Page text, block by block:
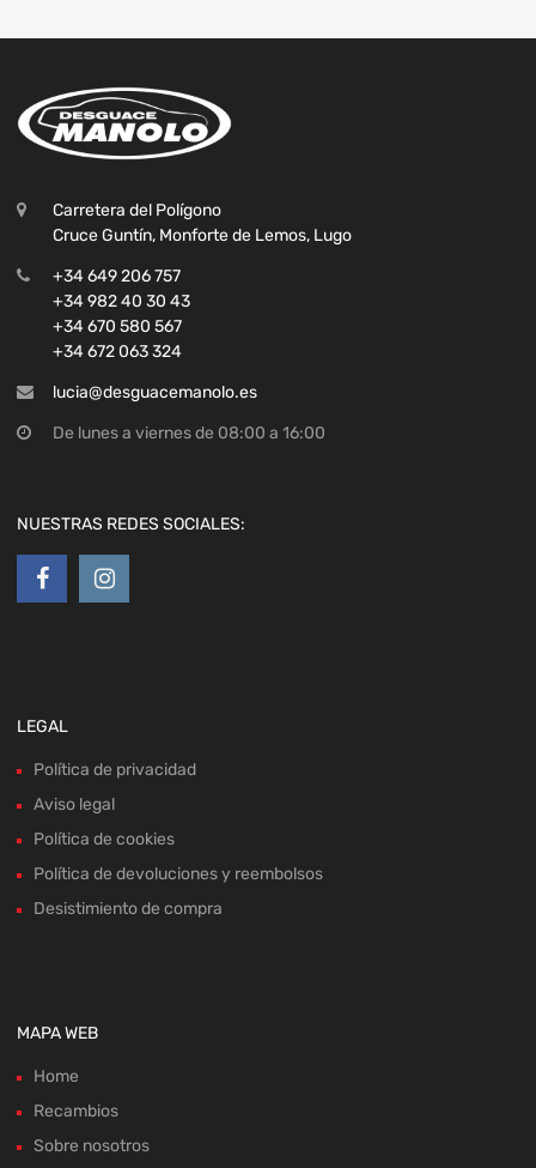
Carretera del Polígono
Cruce Guntín, Monforte de Lemos, Lugo
+34 649 206 757
+34 982 40 30 43
+34 670 580 567
+34 672 063 324
lucia@desguacemanolo.es
De lunes a viernes de 08:00 a 16:00
NUESTRAS REDES SOCIALES:
LEGAL
Política de privacidad
Aviso legal
Política de cookies
Política de devoluciones y reembolsos
Desistimiento de compra
MAPA WEB
Home
Recambios
Sobre nosotros